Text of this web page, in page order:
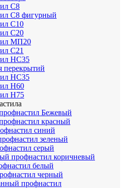
С8
С8 фигурный
С10
С20
МП20
С21
НС35
перекрытий
НС35
Н60
Н75
Бежевый
красный
синий
зеленый
серый
профнастил коричневый
белый
черный
профнастил